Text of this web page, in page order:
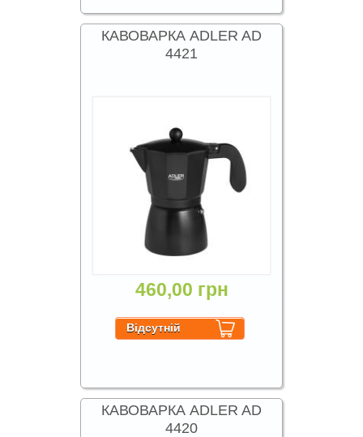
КАВОВАРКА ADLER AD
4421
460,00 грн
КАВОВАРКА ADLER AD
4420